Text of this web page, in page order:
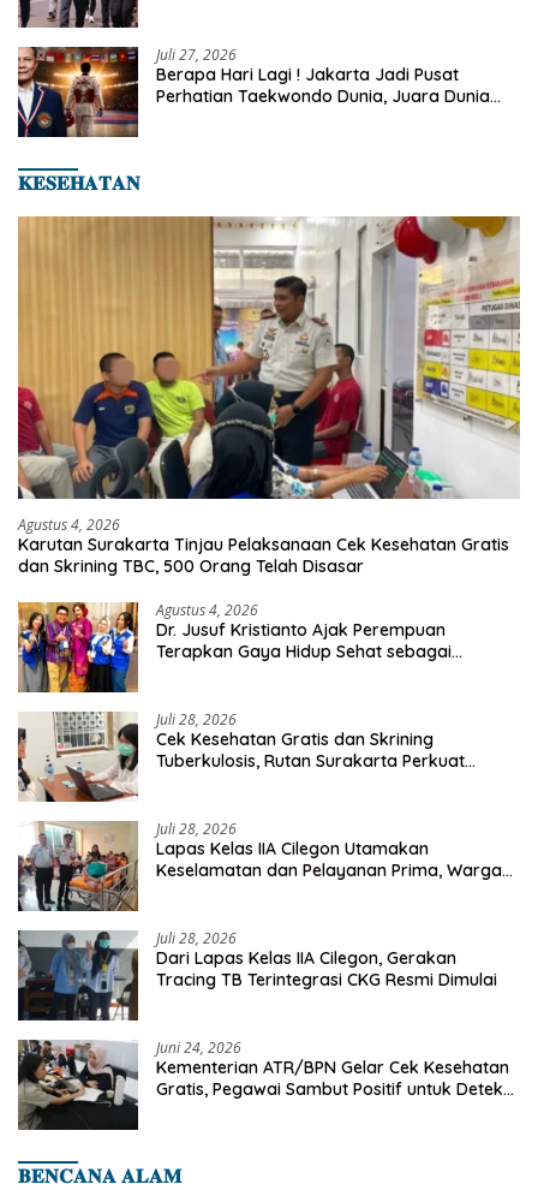
Juli 27, 2026
Berapa Hari Lagi ! Jakarta Jadi Pusat
Perhatian Taekwondo Dunia, Juara Dunia
𝐊𝐄𝐒𝐄𝐇𝐀𝐓𝐀𝐍
Agustus 4, 2026
Karutan Surakarta Tinjau Pelaksanaan Cek Kesehatan Gratis
dan Skrining TBC, 500 Orang Telah Disasar
Agustus 4, 2026
Dr. Jusuf Kristianto Ajak Perempuan
Terapkan Gaya Hidup Sehat sebagai
Juli 28, 2026
Cek Kesehatan Gratis dan Skrining
Tuberkulosis, Rutan Surakarta Perkuat
Juli 28, 2026
Lapas Kelas IIA Cilegon Utamakan
Keselamatan dan Pelayanan Prima, Warga
Juli 28, 2026
Dari Lapas Kelas IIA Cilegon, Gerakan
Tracing TB Terintegrasi CKG Resmi Dimulai
Juni 24, 2026
Kementerian ATR/BPN Gelar Cek Kesehatan
Gratis, Pegawai Sambut Positif untuk Deteksi
𝐁𝐄𝐍𝐂𝐀𝐍𝐀 𝐀𝐋𝐀𝐌